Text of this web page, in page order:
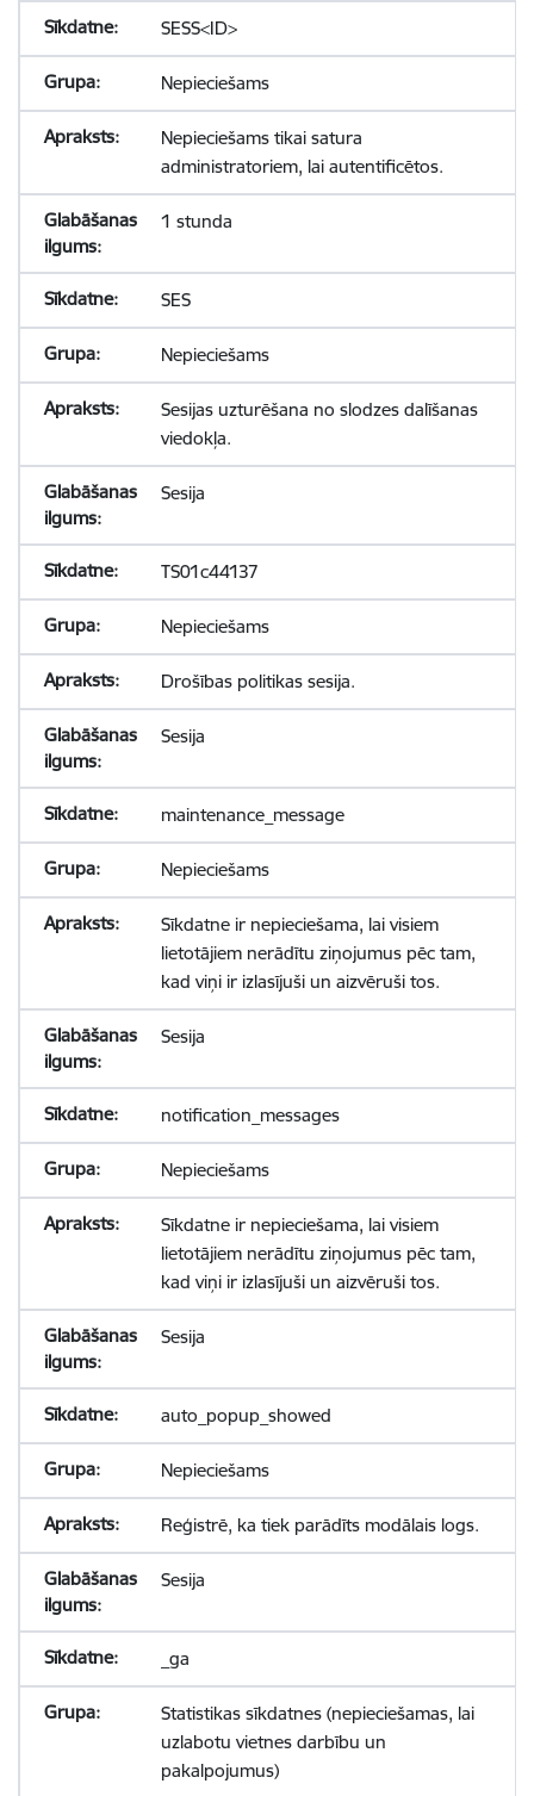
SESS<ID>
Nepieciešams
Nepieciešams tikai satura
administratoriem, lai autentificētos.
1 stunda
SES
Nepieciešams
Sesijas uzturēšana no slodzes dalīšanas
viedokļa.
Sesija
TS01c44137
Nepieciešams
Drošības politikas sesija.
Sesija
maintenance_message
Nepieciešams
Sīkdatne ir nepieciešama, lai visiem
lietotājiem nerādītu ziņojumus pēc tam,
kad viņi ir izlasījuši un aizvēruši tos.
Sesija
notification_messages
Nepieciešams
Sīkdatne ir nepieciešama, lai visiem
lietotājiem nerādītu ziņojumus pēc tam,
kad viņi ir izlasījuši un aizvēruši tos.
Sesija
auto_popup_showed
Nepieciešams
Reģistrē, ka tiek parādīts modālais logs.
Sesija
_ga
Statistikas sīkdatnes (nepieciešamas, lai
uzlabotu vietnes darbību un
pakalpojumus)